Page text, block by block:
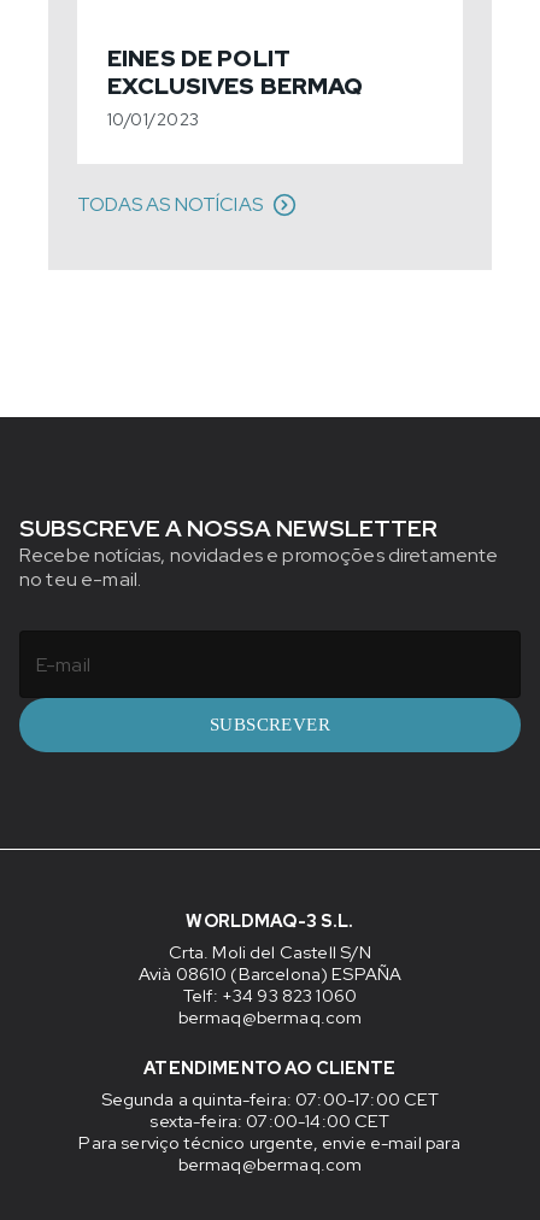
EINES DE POLIT
EXCLUSIVES BERMAQ
10/01/2023
TODAS AS NOTÍCIAS
SUBSCREVE A NOSSA NEWSLETTER
Recebe notícias, novidades e promoções diretamente
no teu e-mail.
SUBSCREVER
WORLDMAQ-3 S.L.
Crta. Moli del Castell S/N
Avià 08610 (Barcelona) ESPAÑA
Telf: +34 93 823 1060
bermaq@bermaq.com
ATENDIMENTO AO CLIENTE
Segunda a quinta-feira: 07:00-17:00 CET
sexta-feira: 07:00-14:00 CET
Para serviço técnico urgente, envie e-mail para
bermaq@bermaq.com